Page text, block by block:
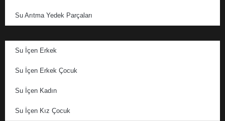
Su Arıtma Yedek Parçaları
Su İçen Erkek
Su İçen Erkek Çocuk
Su İçen Kadın
Su İçen Kız Çocuk